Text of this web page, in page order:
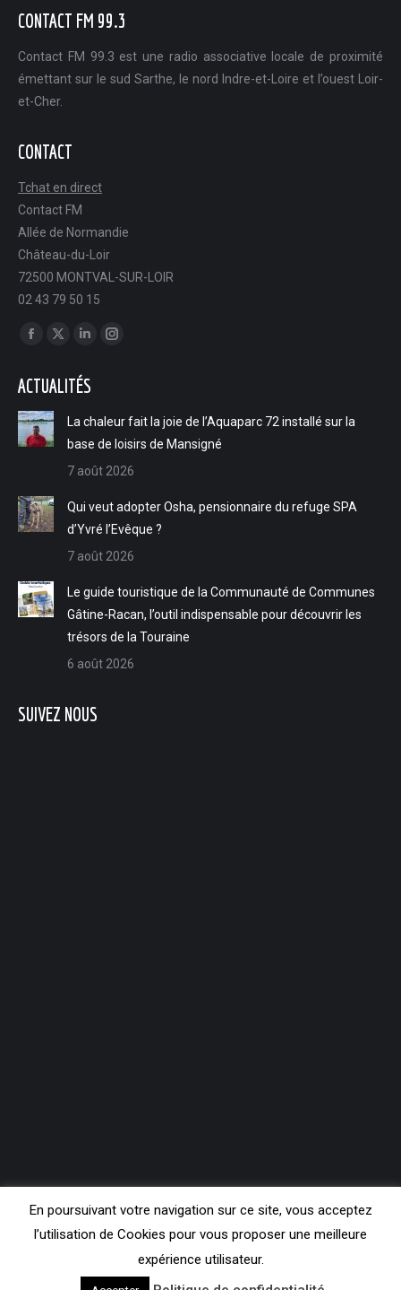
CONTACT FM 99.3
Contact FM 99.3 est une radio associative locale de proximité
émettant sur le sud Sarthe, le nord Indre-et-Loire et l’ouest Loir-
et-Cher.
CONTACT
Tchat en direct
Contact FM
Allée de Normandie
Château-du-Loir
72500 MONTVAL-SUR-LOIR
02 43 79 50 15
Trouvez nous sur :
Facebook
opens
in
new
X
opens
new
LinkedIn
opens
in
new
Instagram
new
ACTUALITÉS
La chaleur fait la joie de l’Aquaparc 72 installé sur la
base de loisirs de Mansigné
7 août 2026
Qui veut adopter Osha, pensionnaire du refuge SPA
d’Yvré l’Evêque ?
7 août 2026
Le guide touristique de la Communauté de Communes
Gâtine-Racan, l’outil indispensable pour découvrir les
trésors de la Touraine
6 août 2026
SUIVEZ NOUS
Copyright Contact FM 99.3
En poursuivant votre navigation sur ce site, vous acceptez
l’utilisation de Cookies pour vous proposer une meilleure
expérience utilisateur.